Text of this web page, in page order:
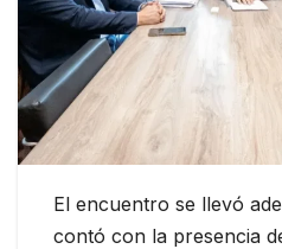
El encuentro se llevó
contó con la presencia